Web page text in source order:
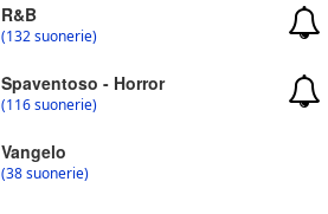
R&B
(132 suonerie)
Spaventoso - Horror
(116 suonerie)
Vangelo
(38 suonerie)